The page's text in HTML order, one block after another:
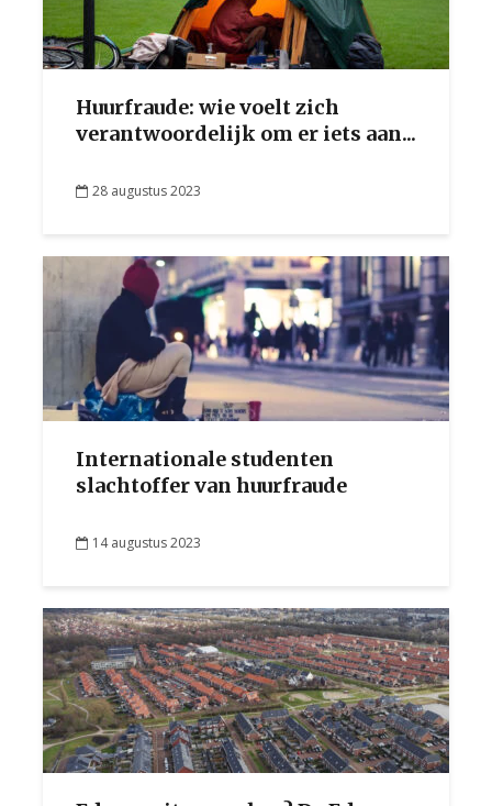
Huurfraude: wie voelt zich
verantwoordelijk om er iets aan...
28 augustus 2023
Internationale studenten
slachtoffer van huurfraude
14 augustus 2023